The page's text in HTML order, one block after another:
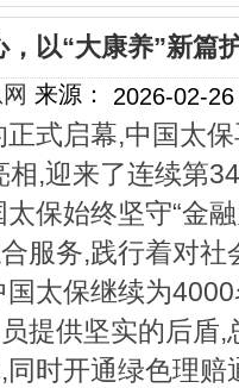
以“大康养”新篇
来源： 2026-02-
式启幕,中国太
相,迎来了连续第
保始终坚守“金
服务,践行着对社
太保继续为
提供坚实的后盾,
时开通绿色理赔